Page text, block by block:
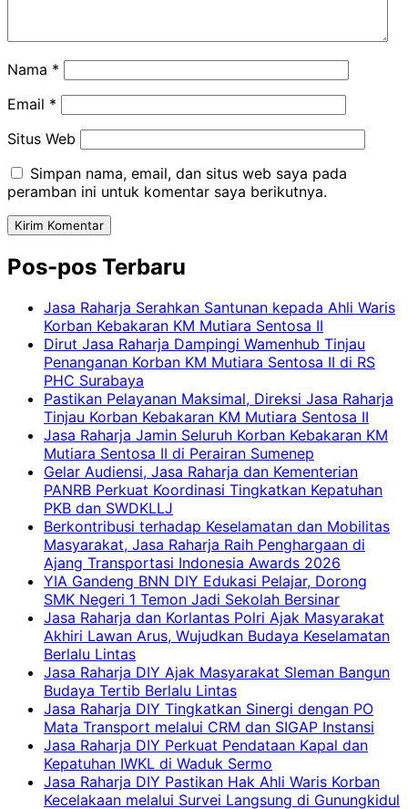
Nama *
Email *
Situs Web
Simpan nama, email, dan situs web saya pada
peramban ini untuk komentar saya berikutnya.
Pos-pos Terbaru
Jasa Raharja Serahkan Santunan kepada Ahli Waris
Korban Kebakaran KM Mutiara Sentosa II
Dirut Jasa Raharja Dampingi Wamenhub Tinjau
Penanganan Korban KM Mutiara Sentosa II di RS
PHC Surabaya
Pastikan Pelayanan Maksimal, Direksi Jasa Raharja
Tinjau Korban Kebakaran KM Mutiara Sentosa II
Jasa Raharja Jamin Seluruh Korban Kebakaran KM
Mutiara Sentosa II di Perairan Sumenep
Gelar Audiensi, Jasa Raharja dan Kementerian
PANRB Perkuat Koordinasi Tingkatkan Kepatuhan
PKB dan SWDKLLJ
Berkontribusi terhadap Keselamatan dan Mobilitas
Masyarakat, Jasa Raharja Raih Penghargaan di
Ajang Transportasi Indonesia Awards 2026
YIA Gandeng BNN DIY Edukasi Pelajar, Dorong
SMK Negeri 1 Temon Jadi Sekolah Bersinar
Jasa Raharja dan Korlantas Polri Ajak Masyarakat
Akhiri Lawan Arus, Wujudkan Budaya Keselamatan
Berlalu Lintas
Jasa Raharja DIY Ajak Masyarakat Sleman Bangun
Budaya Tertib Berlalu Lintas
Jasa Raharja DIY Tingkatkan Sinergi dengan PO
Mata Transport melalui CRM dan SIGAP Instansi
Jasa Raharja DIY Perkuat Pendataan Kapal dan
Kepatuhan IWKL di Waduk Sermo
Jasa Raharja DIY Pastikan Hak Ahli Waris Korban
Kecelakaan melalui Survei Langsung di Gunungkidul